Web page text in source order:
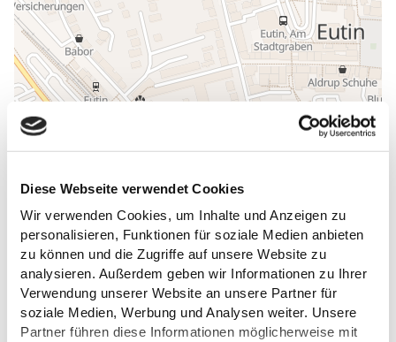
Diese Webseite verwendet Cookies
Wir verwenden Cookies, um Inhalte und Anzeigen zu
personalisieren, Funktionen für soziale Medien anbieten
zu können und die Zugriffe auf unsere Website zu
analysieren. Außerdem geben wir Informationen zu Ihrer
Verwendung unserer Website an unsere Partner für
soziale Medien, Werbung und Analysen weiter. Unsere
Partner führen diese Informationen möglicherweise mit
ÖFFNUNGSZEITEN
EIGNUNG